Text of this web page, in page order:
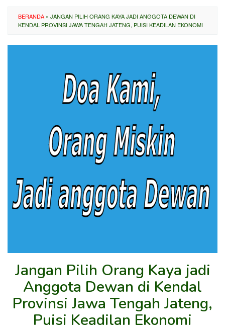
BERANDA » JANGAN PILIH ORANG KAYA JADI ANGGOTA DEWAN DI
KENDAL PROVINSI JAWA TENGAH JATENG, PUISI KEADILAN EKONOMI
Jangan Pilih Orang Kaya jadi
Anggota Dewan di Kendal
Provinsi Jawa Tengah Jateng,
Puisi Keadilan Ekonomi